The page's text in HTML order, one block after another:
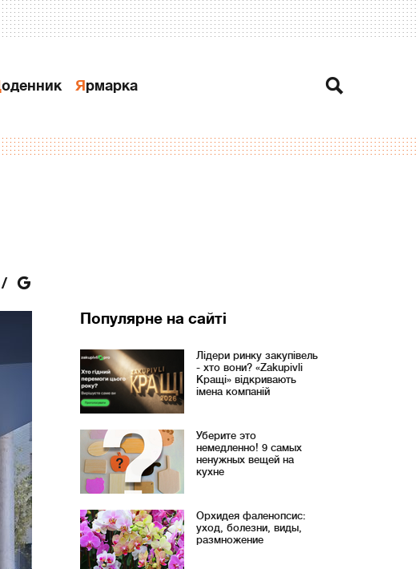
Щоденник Ярмарка
Популярне на сайті
Лідери ринку закупівель
- хто вони? «Zakupivli
Кращі» відкривають
імена компаній
Уберите это
немедленно! 9 самых
ненужных вещей на
кухне
Орхидея фаленопсис:
уход, болезни, виды,
размножение